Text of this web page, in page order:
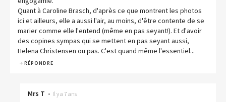
Quant à Caroline Brasch, d'après ce que montrent les photos
ici et ailleurs, elle a aussi l'air, au moins, d'être contente de se
marier comme elle l'entend (même en pas seyant!). Et d'avoir
des copines sympas qui se mettent en pas seyant aussi,
Helena Christensen ou pas. C'est quand même l'essentiel...
RÉPONDRE
Mrs T • Il y a 7 ans